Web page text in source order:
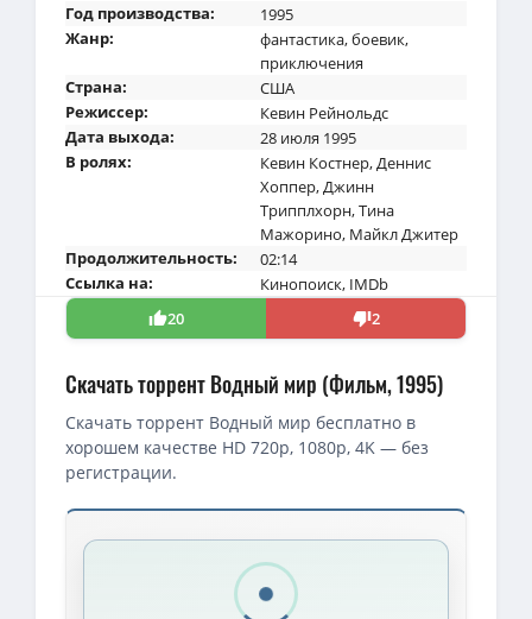
Год производства:
1995
Жанр:
фантастика,боевик,
приключения
Страна:
США
Режиссер:
Кевин Рейнольдс
Дата выхода:
28 июля 1995
В ролях:
Кевин Костнер,Деннис
Хоппер,Джинн
Трипплхорн,Тина
Мажорино, Майкл Джитер
Продолжительность:
02:14
Ссылка на:
Кинопоиск, IMDb
20
2
Скачать торрент Водный мир (Фильм, 1995)
Скачать торрент Водный мир бесплатно в
хорошем качестве HD 720p, 1080p, 4K — без
регистрации.
Скачать торрент — Водный мир / Waterworld (1995)
1080p — Водный мир / Waterworld (Кевин Рейнольдс, Кевин
BDRip — Водный мир / Waterworld (Кевин Рейнольдс / Kevin